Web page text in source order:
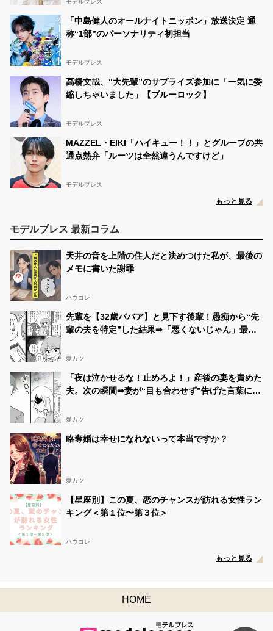
モデルプレス
「中島健人のオールナイトニッポン」放送決定 通
称“1部”のパーソナリティ初担当
モデルプレス
高橋文哉、“大先輩”のサプライズ参加に「一気に委
縮しちゃいました」【ブルーロック】
モデルプレス
MAZZEL・EIKI「ハイキュー！！」とグループの共
通点熱弁「ルーツは全然違うんですけど」
モデルプレス
もっと見る
モデルプレス 最新コラム
天井の音を上階の住人だと決めつけた私が、最後の
メモに書いた謝罪
ハウコレ
先輩を【32歳ババア】と見下す後輩！愚痴から“先
輩の夫を特定”した結果⇒「悪くないじゃん」最悪
愛カツ
「夜は泣かせるな！止めろよ！」産後の妻を責めた
夫。次の瞬間⇒妻が“目も合わせず”告げた言葉に…
愛カツ
略奪婚は幸せになれないって本当ですか？
愛カツ
【星座別】この夏、恋のチャンスが訪れる女性ラン
キング＜第１位〜第３位＞
ハウコレ
もっと見る
HOME